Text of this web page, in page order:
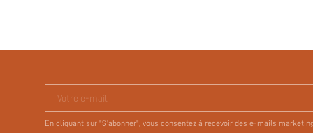
Votre e-mail
En cliquant sur "S'abonner", vous consentez à recevoir des e-mails